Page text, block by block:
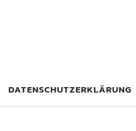
DATENSCHUTZERKLÄRUNG